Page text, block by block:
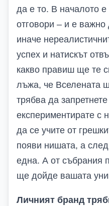
да е то. В началото
отговори – и е важно
иначе
успех и натискът
какво правиш ще те
лъжа, че Вселената
трябва да
експериментирате с
да се учите от
появи нишата, а
една. А от събрания
ще дойде вашата
Личният бранд